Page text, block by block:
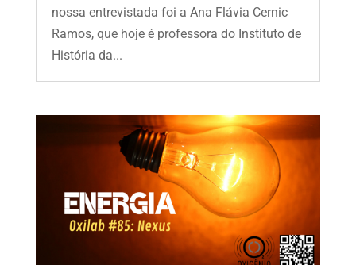
nossa entrevistada foi a Ana Flávia Cernic
Ramos, que hoje é professora do Instituto de
História da...